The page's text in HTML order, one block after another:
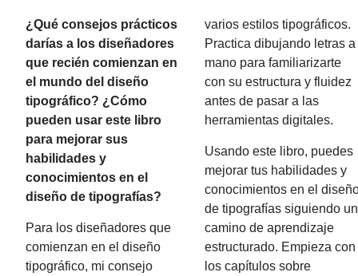
¿Qué consejos prácticos
darías a los diseñadores
que recién comienzan en
el mundo del diseño
tipográfico? ¿Cómo
pueden usar este libro
para mejorar sus
habilidades y
conocimientos en el
diseño de tipografías?
Para los diseñadores que
comienzan en el diseño
tipográfico, mi consejo
varios estilos tipográficos.
Practica dibujando letras a
mano para familiarizarte
con su estructura y fluidez
antes de pasar a las
herramientas digitales.
Usando este libro, puedes
mejorar tus habilidades y
conocimientos en el
de tipografías siguiendo un
camino de aprendizaje
estructurado. Empieza con
los capítulos sobre